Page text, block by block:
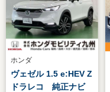
ホンダ
ヴェゼル 1.5 e:HEV Z
ドラレコ 純正ナビ